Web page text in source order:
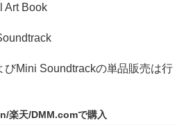
Art Book
Mini Soundtrackの単品販売は行
楽天/DMM.comで購入